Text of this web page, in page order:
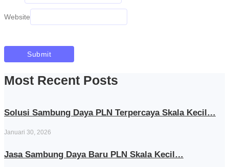
Website
Most Recent Posts
Solusi Sambung Daya PLN Terpercaya Skala Kecil…
Januari 30, 2026
Jasa Sambung Daya Baru PLN Skala Kecil…